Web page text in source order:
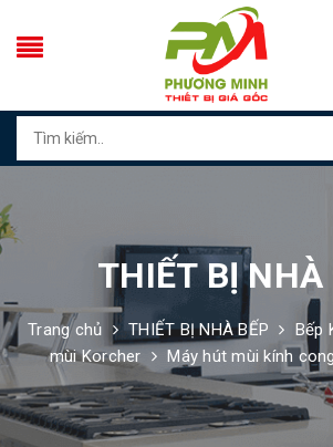
THIẾT BỊ NHÀ
Trang chủ THIẾT BỊ NHÀ BẾP Bếp
mùi Korcher
Máy hút mùi kính